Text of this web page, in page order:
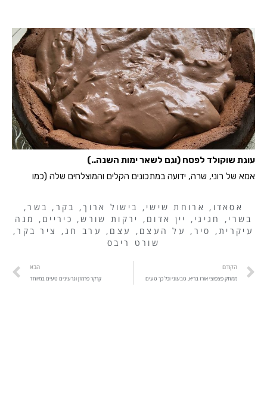
עוגת שוקולד לפסח (וגם לשאר ימות השנה..)
אמא של רוני, שרה, ידועה במתכונים הקלים והמוצלחים שלה (כמו
אסאדו , ארוחת שישי , בישול ארוך, בקר , בשר,
בשרי , חגיגי , יין אדום , ירקות שורש, כיריים ,
מנה
עיקרית, סיר , על העצם , עצם , ערב חג, ציר בקר,
שורט ריבס
הקודם
ממתק פצפוצי אורז בריא, טבעוני וכל כך טעים
הבא
קרקר פרמזן וגרעינים טעים במיוחד